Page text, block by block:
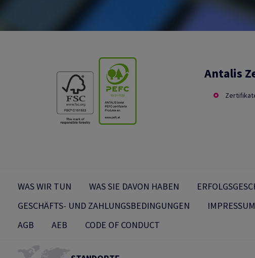
Antalis
WAS WIR TUN WAS SIE DAVON HABEN
GESCHÄFTS- UND ZAHLUNGSBEDINGUNGEN
IMPRESSUM
AGB
AEB CODE OF CONDUCT